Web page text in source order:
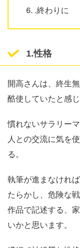
.終わりに
1.性格
開高さんは、終生
酷使していたと感じ
慣れないサラリー
人との交流に気を
る。
執筆が進まなけれ
たらかし、危険な
作品で記述する、
いかと思います。